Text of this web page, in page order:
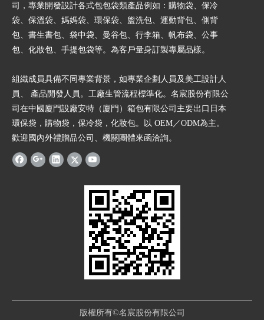
司，專業開發設計各式包包袋類產品例如：購物袋、保冷
袋、保溫袋、媽媽袋、環保袋、盥洗包、運動背包、側背
包、書生書包、袋中袋、曼谷包、行李箱、帆布袋、公事
包、化妝包、手提包袋等。為客戶量身訂製專屬品樣。
組織成員具備不同專業背景，如專業企劃人員及美工設計人
員、 產品開發人員。工廠生管流程標準化。名宸股份有限公
司在中國廈門設廠安特（廈門）箱包有限公司主要出口日本
環保袋，購物袋，保冷袋，化妝包。以 OEM／ODM為主。
歡迎國內外禮贈品公司、機關團體來函洽詢。
版權所有©名宸股份有限公司